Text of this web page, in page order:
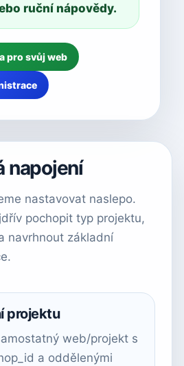
ruční nápovědy.
pro svůj web
napojení
nastavovat naslepo.
pochopit typ projektu,
navrhnout základní
projektu
web/projekt s
a oddělenými